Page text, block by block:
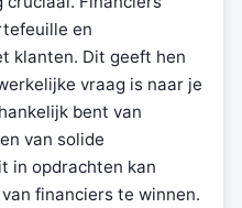
en
klanten. Dit geeft hen
vraag is naar je
bent van
van solide
in opdrachten kan
financiers te winnen.